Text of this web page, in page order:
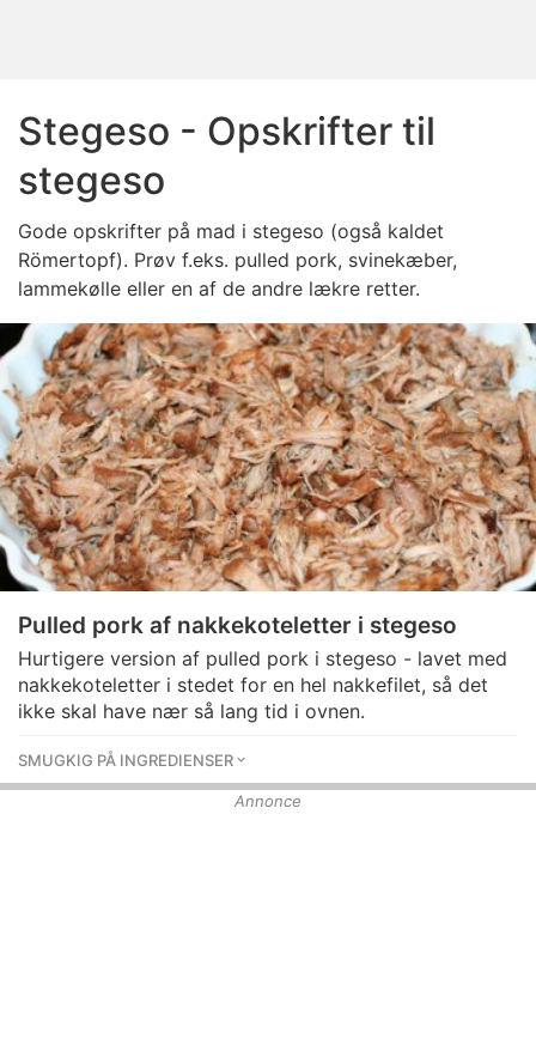
Stegeso - Opskrifter til
stegeso
Gode opskrifter på mad i stegeso (også kaldet
Römertopf). Prøv f.eks. pulled pork, svinekæber,
lammekølle eller en af de andre lækre retter.
Pulled pork af nakkekoteletter i stegeso
Hurtigere version af pulled pork i stegeso - lavet med
nakkekoteletter i stedet for en hel nakkefilet, så det
ikke skal have nær så lang tid i ovnen.
SMUGKIG PÅ INGREDIENSER
Annonce